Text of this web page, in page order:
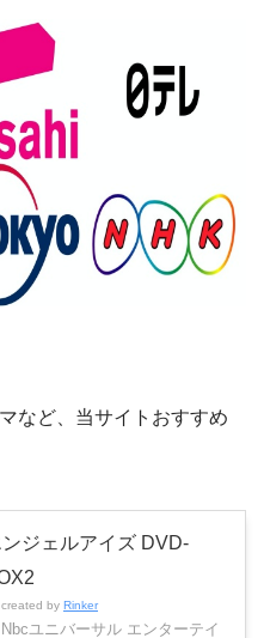
えた記憶」
愛」
など、当サイトおすすめ
ンジェルアイズ DVD-
created by Rinker
Nbcユニバーサル エンターテイ